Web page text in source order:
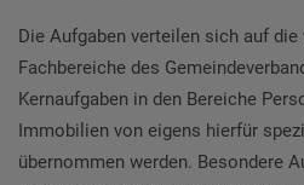
Die Aufgaben verteilen sich auf die
Fachbereiche des
Kernaufgaben in den Bereiche
Immobilien von eigens hierfür
übernommen werden. Besondere